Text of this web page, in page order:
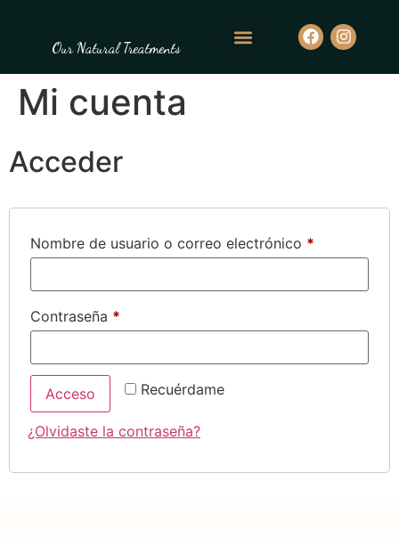
Our Natural Treatments
Mi cuenta
Acceder
Nombre de usuario o correo electrónico *
Contraseña *
Recuérdame
Acceso
¿Olvidaste la contraseña?